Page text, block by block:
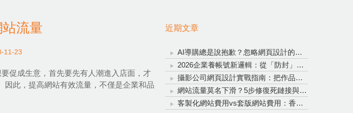
近期文章
AI導購總是說抱歉？忽略網頁設計的重要性，再聰明的AI也救不了轉換率！
2026企業養帳號新邏輯：從「防封」升級為「信任資產投資」
攝影公司網頁設計實戰指南：把作品變成穩定接單的完整系統
網站流量莫名下滑？5步修復死鏈接與錨點文字，全方位拯救網站流量
客製化網站費用vs套版網站費用：香港企業網頁設計明智投資指南
流量
11-23
促成生意，首先要先有人潮進入店面，才
此，提高網站有效流量，不僅是企業和品